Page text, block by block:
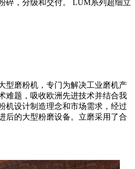
碎，分级和交付。 LUM系列超细立
型磨粉机，专门为解决工业磨机产
难题，吸收欧洲先进技术并结合我
机设计制造理念和市场需求，经过
后的大型粉磨设备。立磨采用了合